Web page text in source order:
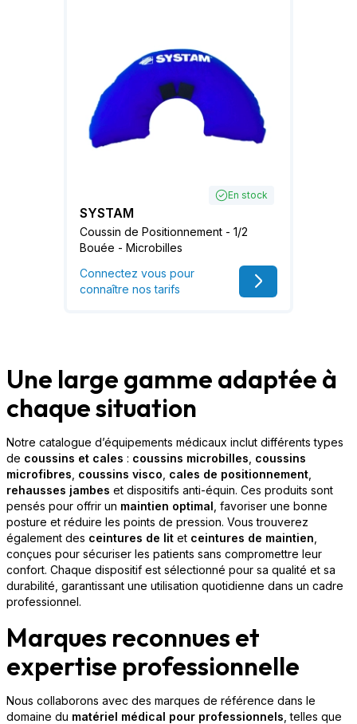
En stock
SYSTAM
Coussin de Positionnement - 1/2
Bouée - Microbilles
Connectez vous pour
connaître nos tarifs
Une large gamme adaptée à
chaque situation
Notre catalogue d’équipements médicaux inclut différents types
de coussins et cales : coussins microbilles coussins
microfibres coussins visco cales de positionnement
rehausses jambes et dispositifs anti-équin. Ces produits sont
pensés pour offrir un maintien optimal , favoriser une bonne
posture et réduire les points de pression. Vous trouverez
également des ceintures de lit et ceintures de maintien
conçues pour sécuriser les patients sans compromettre leur
confort. Chaque dispositif est sélectionné pour sa qualité et sa
durabilité, garantissant une utilisation quotidienne dans un cadre
professionnel.
Marques reconnues et
expertise professionnelle
Nous collaborons avec des marques de référence dans le
domaine du matériel médical pour professionnels , telles que